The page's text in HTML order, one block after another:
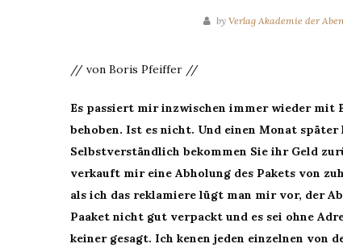
by Verlag Akademie der
// von Boris Pfeiffer //
Es passiert mir inzwischen immer wieder mit
behoben. Ist es nicht. Und einen Monat
Selbstverständlich bekommen Sie ihr Geld
verkauft mir eine Abholung des Pakets von
als ich das reklamiere lügt man mir vor, der
Paaket nicht gut verpackt und es sei ohne
keiner gesagt. Ich kenen jeden einzelnen von